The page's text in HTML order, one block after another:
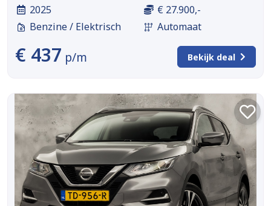
2025
Benzine / Elektrisch
€ 27.900,-
Automaat
€ 437 p/m Bekijk deal